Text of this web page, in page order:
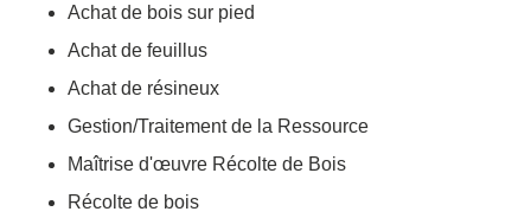
Achat de bois sur pied
Achat de feuillus
Achat de résineux
Gestion/Traitement de la Ressource
Maîtrise d'œuvre Récolte de Bois
Récolte de bois